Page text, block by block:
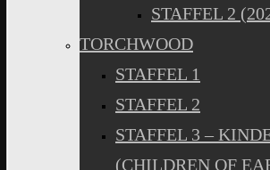
STAFFEL 2
TORCHWOOD
STAFFEL 1
STAFFEL 2
STAFFEL 3 –
(CHILDREN OF